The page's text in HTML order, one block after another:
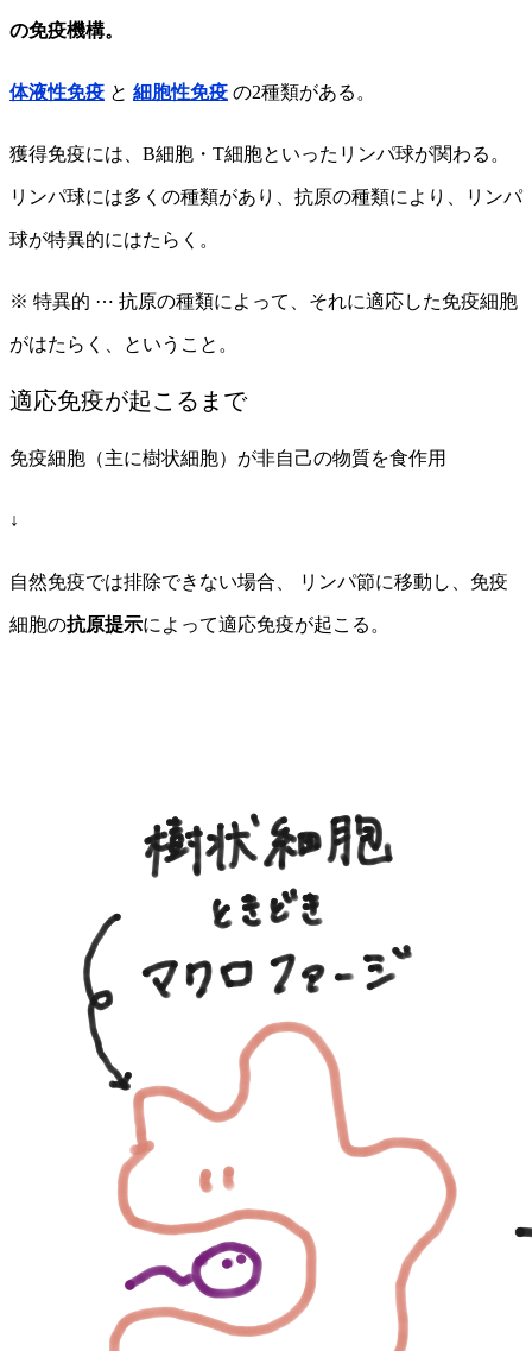
の免疫機構。
体液性免疫 と 細胞性免疫 の2種類がある。
獲得免疫には、B細胞・T細胞といったリンパ球が関わる。
リンパ球には多くの種類があり、抗原の種類により、リンパ
球が特異的にはたらく。
※ 特異的 ⋯ 抗原の種類によって、それに適応した免疫細胞
がはたらく、ということ。
適応免疫が起こるまで
免疫細胞（主に樹状細胞）が非自己の物質を食作用
↓
自然免疫では排除できない場合、 リンパ節に移動し、免疫
細胞の抗原提示によって適応免疫が起こる。